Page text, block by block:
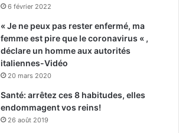
6 février 2022
« Je ne peux pas rester enfermé, ma
femme est pire que le coronavirus « ,
déclare un homme aux autorités
italiennes-Vidéo
20 mars 2020
Santé: arrêtez ces 8 habitudes, elles
endommagent vos reins!
26 août 2019